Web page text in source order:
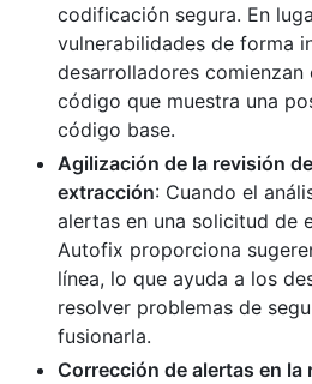
codificación segura. En
vulnerabilidades de forma
desarrolladores comienzan
código que muestra una
código base.
Agilización de la revisión
extracción: Cuando el
alertas en una solicitud de
Autofix proporciona
línea, lo que ayuda a los
resolver problemas de
fusionarla.
Corrección de alertas en la